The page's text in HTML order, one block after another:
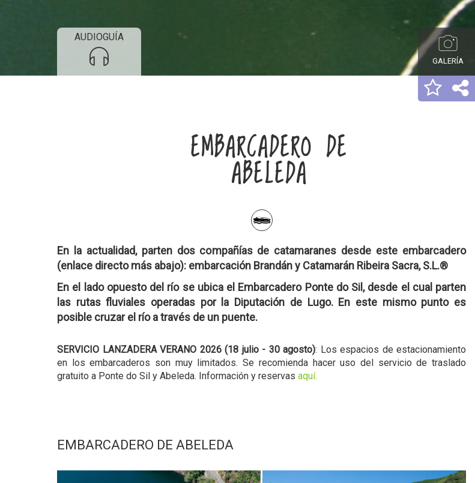
AUDIOGUÍA
GALERÍA
EMBARCADERO DE
ABELEDA
En la actualidad, parten dos compañías de catamaranes desde este embarcadero
(enlace directo más abajo): embarcación Brandán y Catamarán Ribeira Sacra, S.L.®
En el lado opuesto del río se ubica el Embarcadero Ponte do Sil, desde el cual parten
las rutas fluviales operadas por la Diputación de Lugo. En este mismo punto es
posible cruzar el río a través de un puente.
SERVICIO LANZADERA VERANO 2026 (18 julio - 30 agosto): Los espacios de estacionamiento
en los embarcaderos son muy limitados. Se recomienda hacer uso del servicio de traslado
gratuito a Ponte do Sil y Abeleda. Información y reservas aquí.
EMBARCADERO DE ABELEDA